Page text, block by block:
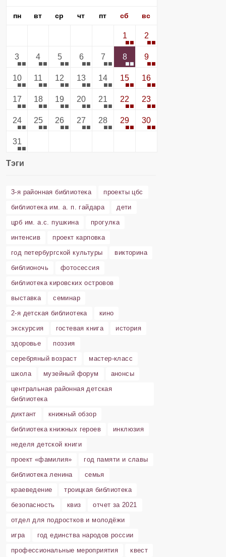
пн вт ср чт пт сб вс
1 2
3 4 5 6 7 8 9
10 11 12 13 14 15 16
17 18 19 20 21 22 23
24 25 26 27 28 29 30
31
Тэги
3-я районная библиотека
проекты цбс
библиотека им. а. п. гайдара
дети
црб им. а.с. пушкина
прогулка
интенсив
проект карповка
год петербургской культуры
викторина
библионочь
фотосессия
библиотека кировских островов
выставка
семинар
2-я детская библиотека
кино
экскурсия
гостевая книга
история
здоровье
поэзия
серебряный возраст
мастер-класс
школа
музейный форум
анонсы
центральная районная детская
библиотека
диктант
книжный обзор
библиотека книжных героев
инклюзия
неделя детской книги
проект «фамилия»
год памяти и славы
библиотека ленина
семья
краеведение
троицкая библиотека
безопасность
квиз
отчет за 2021
отдел для подростков и молодёжи
игра
год единства народов россии
профессиональные мероприятия
квест